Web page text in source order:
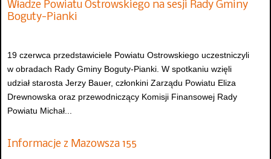
Władze Powiatu Ostrowskiego na sesji Rady Gminy
Boguty-Pianki
19 czerwca przedstawiciele Powiatu Ostrowskiego uczestniczyli
w obradach Rady Gminy Boguty-Pianki. W spotkaniu wzięli
udział starosta Jerzy Bauer, członkini Zarządu Powiatu Eliza
Drewnowska oraz przewodniczący Komisji Finansowej Rady
Powiatu Michał...
Informacje z Mazowsza 155